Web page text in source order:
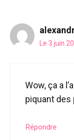
Le 3 juin
Wow, ça a
piquant
Répondre